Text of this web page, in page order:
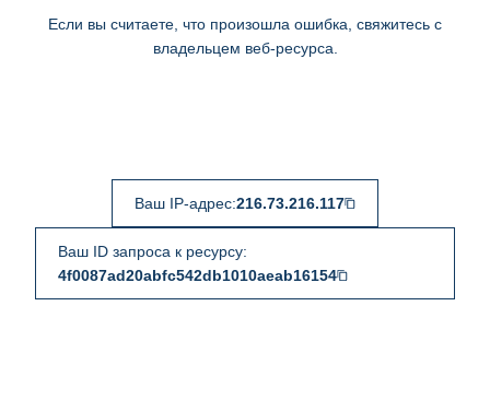
Если вы считаете, что произошла ошибка, свяжитесь с
владельцем веб-ресурса.
Ваш IP-адрес:216.73.216.117
Ваш ID запроса к ресурсу:
4f0087ad20abfc542db1010aeab16154